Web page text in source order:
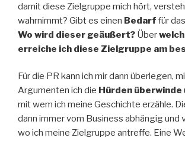
damit diese Zielgruppe mich hört,
wahrnimmt? Gibt es einen Bedarf für
Wo wird dieser geäußert? Über
erreiche ich diese Zielgruppe am
Für die PR kann ich mir dann überlegen,
Argumenten ich die Hürden überwinde
mit wem ich meine Geschichte erzähle.
dann immer vom Business abhängig und
wo ich meine Zielgruppe antreffe. Eine